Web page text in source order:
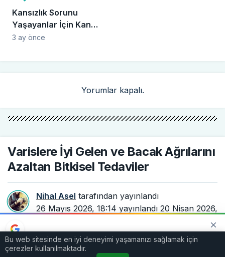
Kansızlık Sorunu
Yaşayanlar İçin Kan
Değerlerini Uçuran
3 ay önce
Yorumlar kapalı.
Varislere İyi Gelen ve Bacak Ağrılarını
Azaltan Bitkisel Tedaviler
Nihal Asel tarafından yayınlandı
26 Mayıs 2026, 18:14 yayınlandı 20 Nisan 2026,
3dk, 13sn
Bu web sitesinde en iyi deneyimi yaşamanızı sağlamak için
çerezler kullanılmaktadır.
TERCIH EDILEN KAYNAK
Google'da bizi öne çıkarın